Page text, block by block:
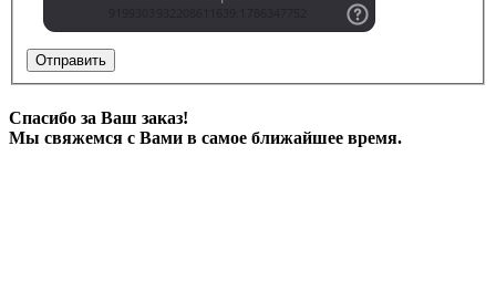
Отправить
Спасибо за Ваш заказ!
Мы свяжемся с Вами в самое ближайшее время.